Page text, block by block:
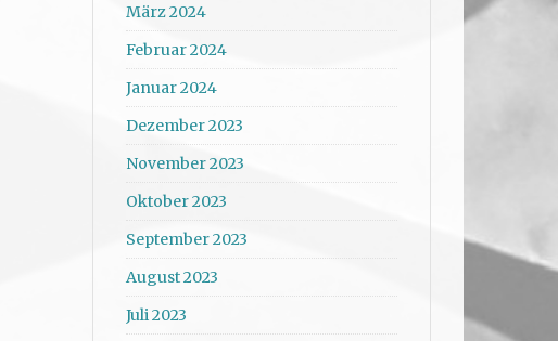
März 2024
Februar 2024
Januar 2024
Dezember 2023
November 2023
Oktober 2023
September 2023
August 2023
Juli 2023